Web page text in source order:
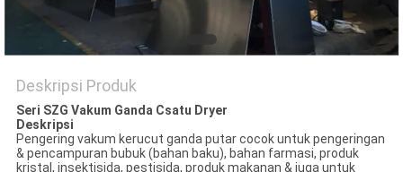
Deskripsi Produk
Seri SZG Vakum Ganda Csatu Dryer
Deskripsi
Pengering vakum kerucut ganda putar cocok untuk pengeringan
& pencampuran bubuk (bahan baku), bahan farmasi, produk
kristal, insektisida, pestisida, produk makanan & juga untuk